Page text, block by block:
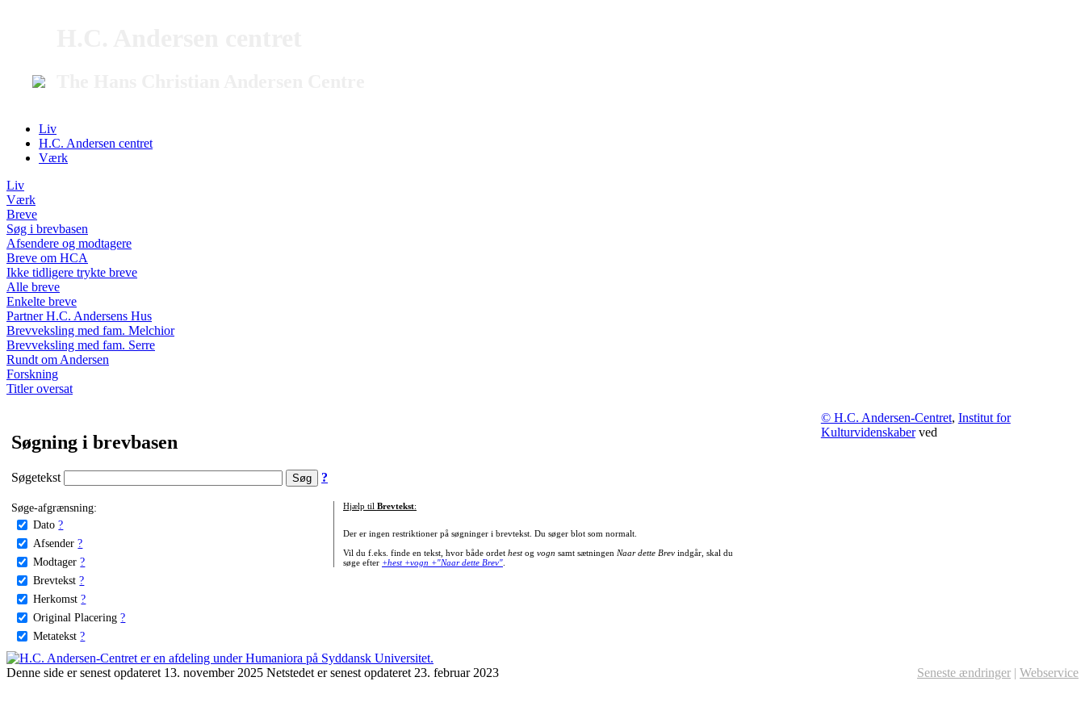
Liv
H.C. Andersen centret
Værk
Liv
Værk
Breve
Søg i brevbasen
Afsendere og modtagere
Breve om HCA
Ikke tidligere trykte breve
Alle breve
Enkelte breve
Partner H.C. Andersens Hus
Brevveksling med fam. Melchior
Brevveksling med fam. Serre
Rundt om Andersen
Forskning
Titler oversat
Søgning i brevbasen
Søgetekst ?
Søge-afgrænsning:
Dato ?
Afsender ?
Modtager ?
Brevtekst ?
Herkomst ?
Original Placering ?
Metatekst ?
Hjælp til Brevtekst:
Der er ingen restriktioner på søgninger i brevtekst. Du søger blot som normalt.
Vil du f.eks. finde en tekst, hvor både ordet hestog vogn samt sætningen Naar dette Brevindgår, skal du
søge efter +hest +vogn +"Naar dette Brev".
© H.C. Andersen-Centret, Institut for
Kulturvidenskaberved
Denne side er senest opdateret 13. november 2025 Netstedet er senest opdateret 23. februar 2023 Seneste ændringer | Webservice